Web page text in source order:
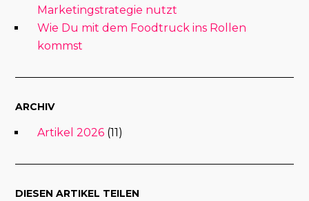
Marketingstrategie nutzt
Wie Du mit dem Foodtruck ins Rollen
kommst
ARCHIV
Artikel 2026 (11)
DIESEN ARTIKEL TEILEN